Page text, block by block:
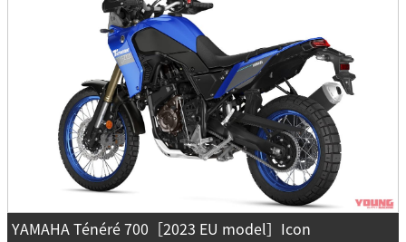
YAMAHA Ténéré 700［2023 EU model］Icon